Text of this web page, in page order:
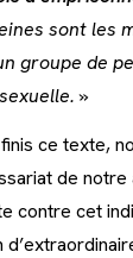
sont les
groupe de
»
ce texte,
de
contre cet